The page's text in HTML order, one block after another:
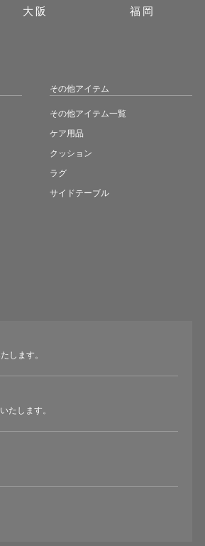
大阪 福岡
その他アイテム
その他アイテム一覧
ケア用品
クッション
ラグ
サイドテーブル
します。
たします。